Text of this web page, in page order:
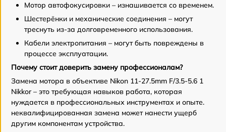
Мотор автофокусировки – изнашивается со временем.
Шестерёнки и механические соединения – могут
треснуть из-за долговременного использования.
Кабели электропитания – могут быть повреждены в
процессе эксплуатации.
Почему стоит доверить замену профессионалам?
Замена мотора в объективе Nikon 11-27.5mm F/3.5-5.6 1
Nikkor – это требующая навыков работа, которая
нуждается в профессиональных инструментах и опыте.
неквалифицированная замена может нанести ущерб
другим компонентам устройства.